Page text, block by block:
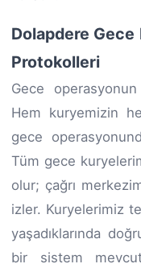
Dolapdere
Protokolleri
Gece
Hem kuryemizin
gece
Tüm gece
olur; çağrı
izler. Kuryelerimiz
yaşadıklarında
bir sistem